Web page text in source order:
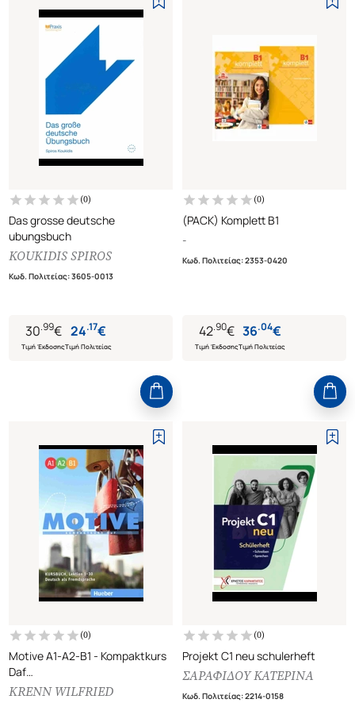
(0)
Das grosse deutsche
ubungsbuch
KOUKIDIS SPIROS
Κωδ. Πολιτείας:3605-0013
30.99€
Τιμή Έκδοσης
24.17€
Τιμή Πολιτείας
(0)
(PACK) Komplett B1
-
Κωδ. Πολιτείας:2353-0420
42.90€
Τιμή Έκδοσης
36.04€
Τιμή Πολιτείας
(0)
Motive A1-A2-B1 - Kompaktkurs
Daf
Kursbuch, Lektion 1-30
KRENN WILFRIED
(0)
Projekt C1 neu schulerheft
ΣΑΡΑΦΙΔΟΥ ΚΑΤΕΡΙΝΑ
Κωδ. Πολιτείας:2214-0158